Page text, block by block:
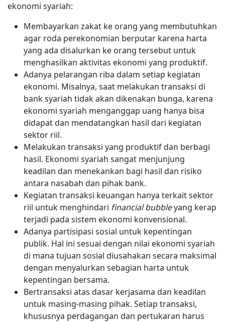
ekonomi syariah:
Membayarkan zakat ke orang yang membutuhkan
agar roda perekonomian berputar karena harta
yang ada disalurkan ke orang tersebut untuk
menghasilkan aktivitas ekonomi yang produktif.
Adanya pelarangan riba dalam setiap kegiatan
ekonomi. Misalnya, saat melakukan transaksi di
bank syariah tidak akan dikenakan bunga, karena
ekonomi syariah menganggap uang hanya bisa
didapat dan mendatangkan hasil dari kegiatan
sektor riil.
Melakukan transaksi yang produktif dan berbagi
hasil. Ekonomi syariah sangat menjunjung
keadilan dan menekankan bagi hasil dan risiko
antara nasabah dan pihak bank.
Kegiatan transaksi keuangan hanya terkait sektor
riil untuk menghindari financial bubbleyang kerap
terjadi pada sistem ekonomi konvensional.
Adanya partisipasi sosial untuk kepentingan
publik. Hal ini sesuai dengan nilai ekonomi syariah
di mana tujuan sosial diusahakan secara maksimal
dengan menyalurkan sebagian harta untuk
kepentingan bersama.
Bertransaksi atas dasar kerjasama dan keadilan
untuk masing-masing pihak. Setiap transaksi,
khususnya perdagangan dan pertukaran harus